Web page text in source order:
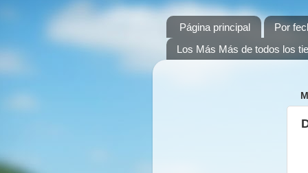
Página principal
Por
Los Más Más de todos los